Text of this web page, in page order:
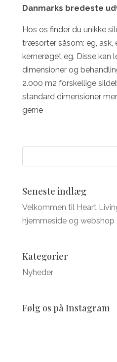
Danmarks bredeste
Hos os finder du unikke
træsorter såsom: eg, ask,
kernerøget eg. Disse kan
dimensioner og
2.000 m2 forskellige
standard dimensioner
gerne
Seneste indlæg
Velkommen til Heart
hjemmeside og webshop
Kategorier
Nyheder
Følg os på Instagram